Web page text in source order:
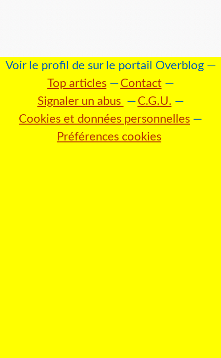
Voir le profil de sur le portail Overblog
Top articles
Contact
Signaler un abus
C.G.U.
Cookies et données personnelles
Préférences cookies